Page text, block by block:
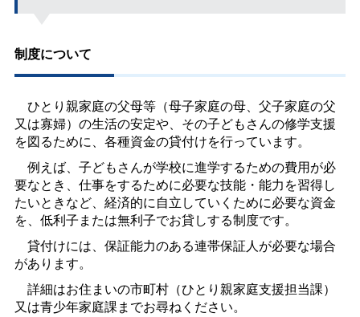
制度について
ひとり親家庭の父母等（母子家庭の母、父子家庭の父
又は寡婦）の生活の安定や、その子どもさんの修学支援
を図るために、各種資金の貸付けを行っています。
例えば、子どもさんが学校に進学するための費用が必
要なとき、仕事をするために必要な技能・能力を習得し
たいときなど、経済的に自立していくために必要な資金
を、低利子または無利子でお貸しする制度です。
貸付けには、保証能力のある連帯保証人が必要な場合
があります。
詳細はお住まいの市町村（ひとり親家庭支援担当課）
又は青少年家庭課までお尋ねください。